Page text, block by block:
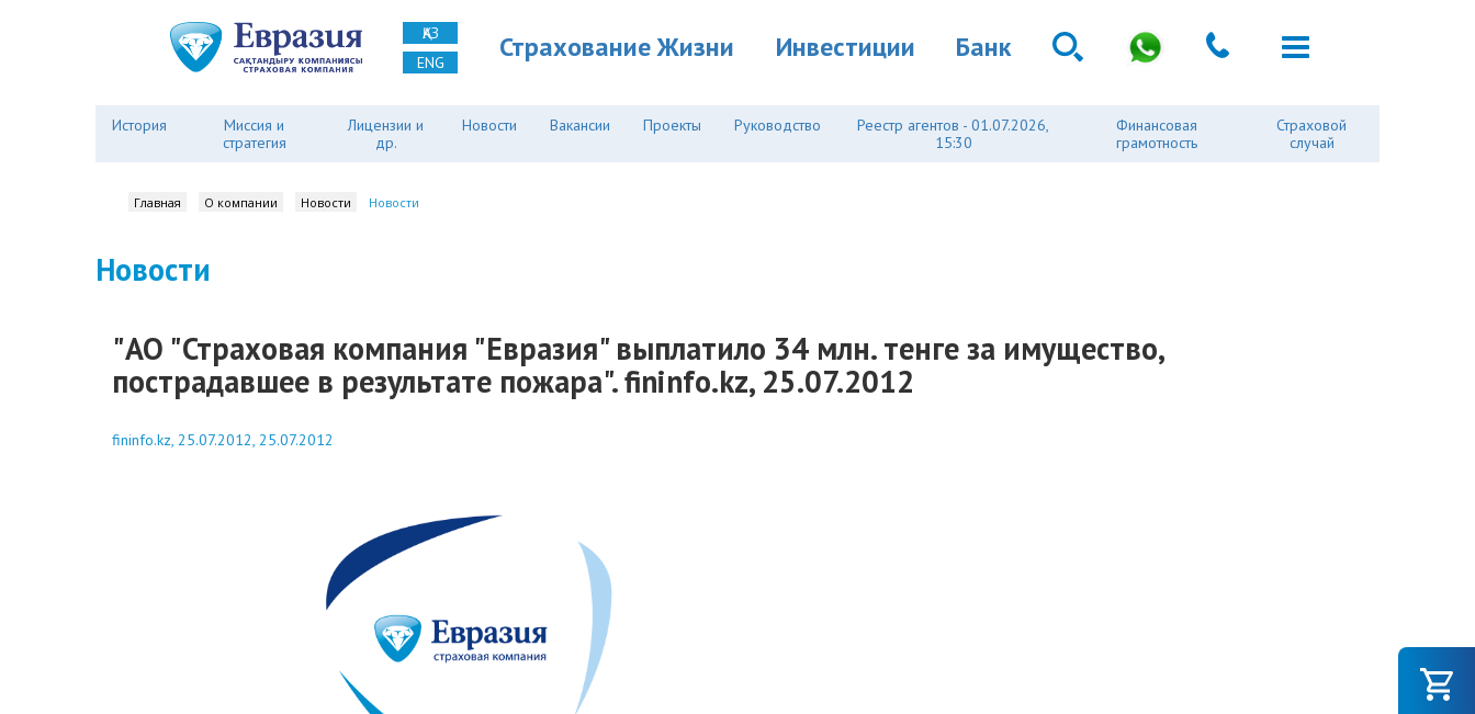
ҚАЗ
ENG
Страхование Жизни Инвестиции Банк
История
Миссия и
стратегия
Лицензии и
др.
Новости Вакансии Проекты Руководство
Реестр агентов - 01.07.2026,
15:30
Финансовая
грамотность
Страховой
случай
Главная О компании Новости Новости
Новости
"АО "Страховая компания "Евразия" выплатило 34 млн. тенге за имущество,
пострадавшее в результате пожара". fininfo.kz, 25.07.2012
fininfo.kz, 25.07.2012, 25.07.2012